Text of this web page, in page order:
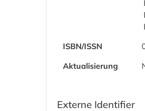
ISBN/ISSN
Aktualisierung
Externe Identifier